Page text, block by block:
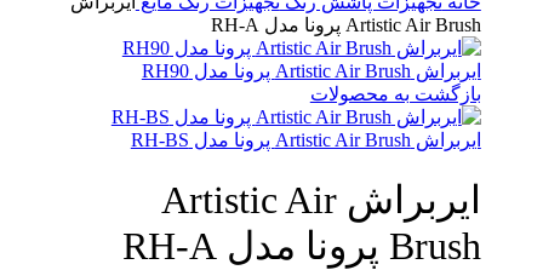
Artistic Air Brush پرونا مدل RH-A
ایربراش Artistic Air Brush پرونا مدل RH90
بازگشت به محصولات
ایربراش Artistic Air Brush پرونا مدل RH-BS
ایربراش Artistic Air
Brush پرونا مدل RH-A